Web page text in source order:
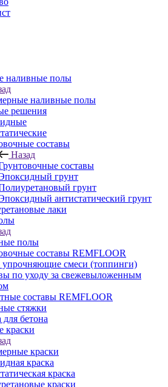
наливные полы
наливные полы
решения
составы
Назад
составы
грунт
грунт
антистатический грунт
лаки
полы
составы REMFLOOR
упрочняющие смеси (топпинги)
по уходу за свежевыложенным
составы REMFLOOR
стяжки
бетона
краски
краски
краска
краска
краски